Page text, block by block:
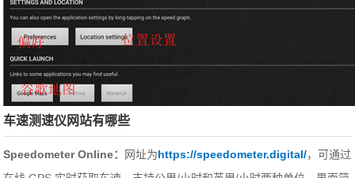
车速测速仪网站有哪些
Speedometer Online： 网址为https://speedometer.digital/，可通过